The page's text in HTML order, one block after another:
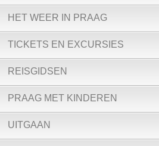
HET WEER IN PRAAG
TICKETS EN EXCURSIES
REISGIDSEN
PRAAG MET KINDEREN
UITGAAN